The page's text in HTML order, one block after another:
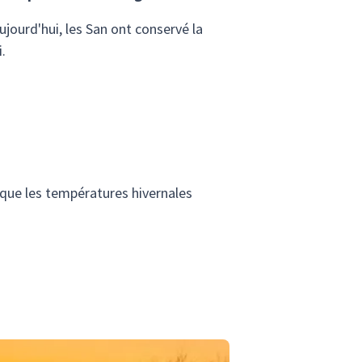
les San ont conservé la
les températures hivernales